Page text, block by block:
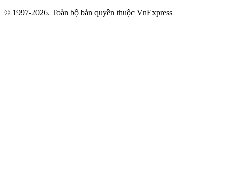
© 1997-2026. Toàn bộ bản quyền thuộc VnExpress